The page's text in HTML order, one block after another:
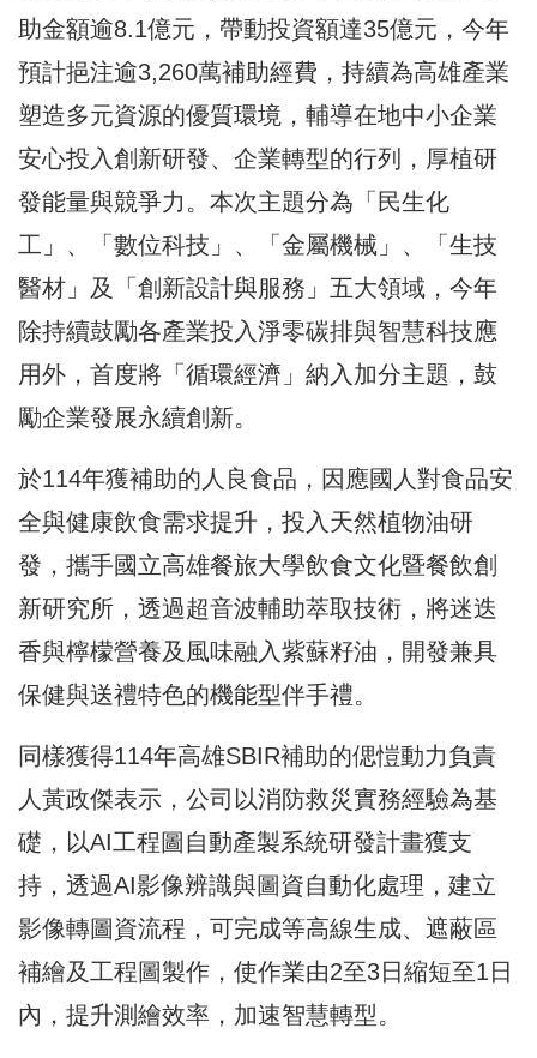
助金額逾8.1億元，帶動投資額達35億元，今年
預計挹注逾3,260萬補助經費，持續為高雄產業
塑造多元資源的優質環境，輔導在地中小企業
安心投入創新研發、企業轉型的行列，厚植研
發能量與競爭力。本次主題分為「民生化
工」、「數位科技」、「金屬機械」、「生技
醫材」及「創新設計與服務」五大領域，今年
除持續鼓勵各產業投入淨零碳排與智慧科技應
用外，首度將「循環經濟」納入加分主題，鼓
勵企業發展永續創新。
於114年獲補助的人良食品，因應國人對食品安
全與健康飲食需求提升，投入天然植物油研
發，攜手國立高雄餐旅大學飲食文化暨餐飲創
新研究所，透過超音波輔助萃取技術，將迷迭
香與檸檬營養及風味融入紫蘇籽油，開發兼具
保健與送禮特色的機能型伴手禮。
同樣獲得114年高雄SBIR補助的偲愷動力負責
人黃政傑表示，公司以消防救災實務經驗為基
礎，以AI工程圖自動產製系統研發計畫獲支
持，透過AI影像辨識與圖資自動化處理，建立
影像轉圖資流程，可完成等高線生成、遮蔽區
補繪及工程圖製作，使作業由2至3日縮短至1日
內，提升測繪效率，加速智慧轉型。